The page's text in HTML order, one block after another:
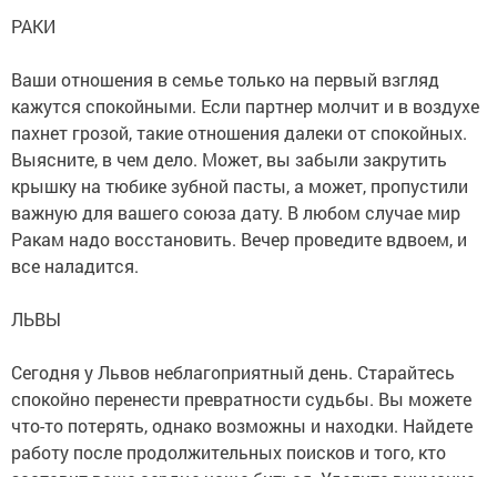
РАКИ
Ваши отношения в семье только на первый взгляд
кажутся спокойными. Если партнер молчит и в воздухе
пахнет грозой, такие отношения далеки от спокойных.
Выясните, в чем дело. Может, вы забыли закрутить
крышку на тюбике зубной пасты, а может, пропустили
важную для вашего союза дату. В любом случае мир
Ракам надо восстановить. Вечер проведите вдвоем, и
все наладится.
ЛЬВЫ
Сегодня у Львов неблагоприятный день. Старайтесь
спокойно перенести превратности судьбы. Вы можете
что-то потерять, однако возможны и находки. Найдете
работу после продолжительных поисков и того, кто